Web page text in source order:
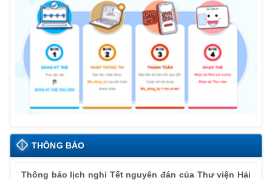
THÔNG BÁO
Thông báo lịch nghỉ Tết nguyên đán của Thư viện Hải